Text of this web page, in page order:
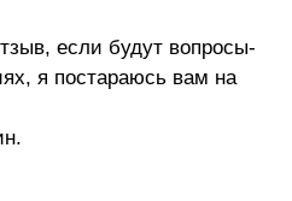
если будут вопросы-
я постараюсь вам на